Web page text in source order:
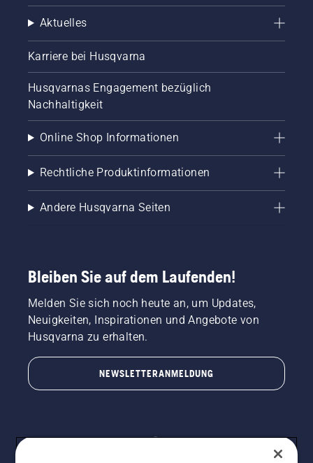
Aktuelles
Karriere bei Husqvarna
Husqvarnas Engagement bezüglich
Nachhaltigkeit
Online Shop Informationen
Rechtliche Produktinformationen
Andere Husqvarna Seiten
Bleiben Sie auf dem Laufenden!
Melden Sie sich noch heute an, um Updates,
Neuigkeiten, Inspirationen und Angebote von
Husqvarna zu erhalten.
NEWSLETTERANMELDUNG